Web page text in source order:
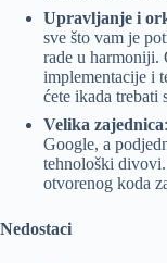
Upravljanje i
sve što vam je
rade u harmoniji.
implementacije i
ćete ikada trebati
Velika zajednica
Google, a
tehnološki
otvorenog koda
Nedostaci